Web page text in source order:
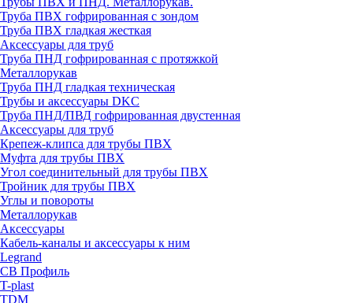
Труба ПВХ гофрированная с зондом
Труба ПВХ гладкая жесткая
Аксессуары для труб
Труба ПНД гофрированная с протяжкой
Металлорукав
Труба ПНД гладкая техническая
Трубы и аксессуары DKC
Труба ПНД/ПВД гофрированная двустенная
Аксессуары для труб
Крепеж-клипса для трубы ПВХ
Муфта для трубы ПВХ
Угол соединительный для трубы ПВХ
Тройник для трубы ПВХ
Углы и повороты
Металлорукав
Аксессуары
Кабель-каналы и аксессуары к ним
Legrand
СВ Профиль
T-plast
TDM